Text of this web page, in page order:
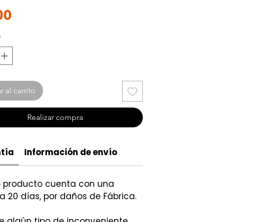
al carrito
Realizar compra
Información de envío
producto cuenta con una
20 días, por daños de Fábrica.